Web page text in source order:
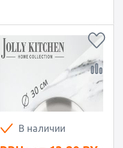
В наличии